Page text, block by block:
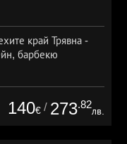
край Трявна -
барбекю
140€ / 273.82
лв.